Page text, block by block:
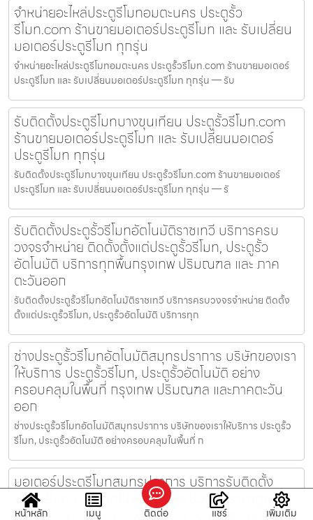
จำหน่ายอะไหล่ประตูรีโมทอมตะนคร ประตูรั้ว
รีโมท.com ร้านขายมอเตอร์ประตูรีโมท และ รับเปลี่ยน
มอเตอร์ประตูรีโมท ทุกรุ่น
จำหน่ายอะไหล่ประตูรีโมทอมตะนคร ประตูรั้วรีโมท.com ร้านขายมอเตอร์
ประตูรีโมท และ รับเปลี่ยนมอเตอร์ประตูรีโมท ทุกรุ่น — รับ
รับติดตั้งประตูรีโมทบางขุนเทียน ประตูรั้วรีโมท.com
ร้านขายมอเตอร์ประตูรีโมท และ รับเปลี่ยนมอเตอร์
ประตูรีโมท ทุกรุ่น
รับติดตั้งประตูรีโมทบางขุนเทียน ประตูรั้วรีโมท.com ร้านขายมอเตอร์
ประตูรีโมท และ รับเปลี่ยนมอเตอร์ประตูรีโมท ทุกรุ่น — รั
รับติดตั้งประตูรั้วรีโมทอัตโนมัติราชเทวี บริการครบ
วงจรจำหน่าย ติดตั้งตั้งแต่ประตูรั้วรีโมท, ประตูรั้ว
อัตโนมัติ บริการทุกพื้นกรุงเทพ ปริมณฑล และ ภาค
ตะวันออก
รับติดตั้งประตูรั้วรีโมทอัตโนมัติราชเทวี บริการครบวงจรจำหน่าย ติดตั้ง
ตั้งแต่ประตูรั้วรีโมท, ประตูรั้วอัตโนมัติ บริการทุก
ช่างประตูรั้วรีโมทอัตโนมัติสมุทรปราการ บริษัทของเรา
ให้บริการ ประตูรั้วรีโมท, ประตูรั้วอัตโนมัติ อย่าง
ครอบคลุมในพื้นที่ กรุงเทพ ปริมณฑล และภาคตะวัน
ออก
ช่างประตูรั้วรีโมทอัตโนมัติสมุทรปราการ บริษัทของเราให้บริการ ประตูรั้ว
รีโมท, ประตูรั้วอัตโนมัติ อย่างครอบคลุมในพื้นที่ ก
มอเตอร์ประตูรีโมทสมุทรปราการ บริการรับติดตั้ง
ประตูรีโมท ประตูอัตโนมัติ แบบครบวงจร ราคาถูก
หน้าหลัก เมนู ติดต่อ แชร์ เพิ่มเติม